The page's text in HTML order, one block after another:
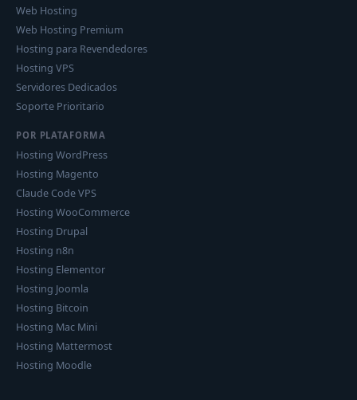
Web Hosting
Web Hosting Premium
Hosting para Revendedores
Hosting VPS
Servidores Dedicados
Soporte Prioritario
POR PLATAFORMA
Hosting WordPress
Hosting Magento
Claude Code VPS
Hosting WooCommerce
Hosting Drupal
Hosting n8n
Hosting Elementor
Hosting Joomla
Hosting Bitcoin
Hosting Mac Mini
Hosting Mattermost
Hosting Moodle